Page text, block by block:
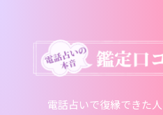
電話占いで復縁できた